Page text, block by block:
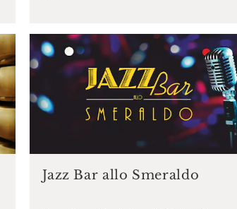
Jazz Bar allo Smeraldo